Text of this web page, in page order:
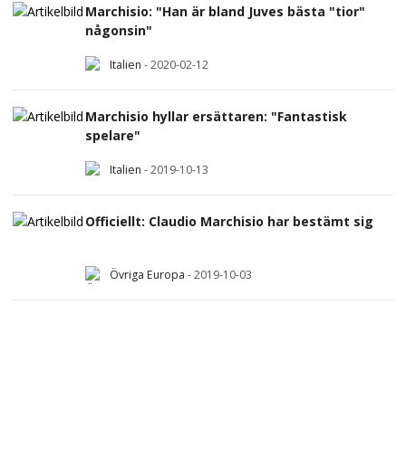
Marchisio: "Han är bland Juves bästa "tior"
någonsin"
Italien -2020-02-12
Marchisio hyllar ersättaren: "Fantastisk
spelare"
Italien -2019-10-13
Officiellt: Claudio Marchisio har bestämt sig
Övriga Europa -2019-10-03